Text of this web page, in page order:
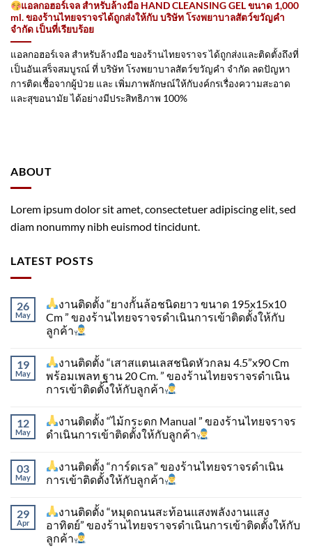
แอลกอฮอร์เจล สำหรับล้างมือ HAND CLEANSING GEL ขนาด 1,000
ml. ของร้านไทยจราจรได้ถูกส่งให้กับ บริษัท โรงพยาบาลสัตว์ขวัญคำ
จำกัด เป็นที่เรียบร้อย
แอลกอฮอร์เจล สำหรับล้างมือ ของร้านไทยจราจร ได้ถูกส่งและติดตั้งถึงที่
เป็นอันเสร็จสมบูรณ์ ที่ บริษัท โรงพยาบาลสัตว์ขวัญคำ จำกัด ลดปัญหา
การติดเชื้อจากผู้ป่วย และ เพิ่มภาพลักษณ์ให้กับงค์กรเรื่องความสะอาด
และสุขอนามัย ได้อย่างมีประสิทธิภาพ 100%
ABOUT
Lorem ipsum dolor sit amet, consectetuer adipiscing elit, sed
diam nonummy nibh euismod tincidunt.
LATEST POSTS
26
May
งานติดตั้ง “ยางกั้นล้อชนิดยาว ขนาด 195x15x10
Cm ” ของร้านไทยจราจรดำเนินการเข้าติดตั้ง​ให้กับ
ลูกค้า
19
May
งานติดตั้ง “เสาสแตนเลสชนิดหัวกลม 4.5”x90 Cm
พร้อมเพลท ฐาน 20 Cm. ” ของร้านไทยจราจรดำเนิน
การเข้าติดตั้ง​ให้กับลูกค้า
12
May
งานติดตั้ง “ไม้กระดก Manual ” ของร้านไทยจราจร
ดำเนินการเข้าติดตั้ง​ให้กับลูกค้า
03
May
งานติดตั้ง “การ์ดเรล” ของร้านไทยจราจรดำเนิน
การเข้าติดตั้ง​ให้กับลูกค้า
29
Apr
งานติดตั้ง “หมุดถนนสะท้อนแสงพลังงานแสง
อาทิตย์” ของร้านไทยจราจรดำเนินการเข้าติดตั้ง​ให้กับ
ลูกค้า